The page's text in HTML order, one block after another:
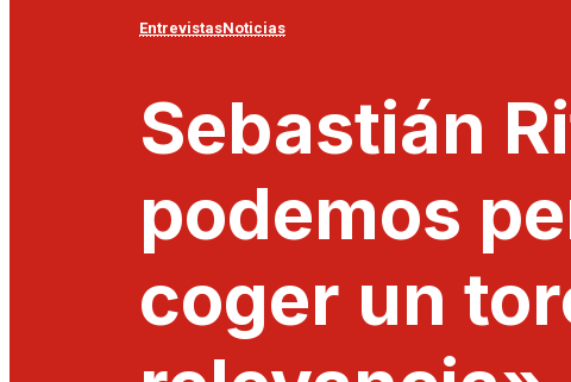
EntrevistasNoticias
Sebastián
podemos
coger un